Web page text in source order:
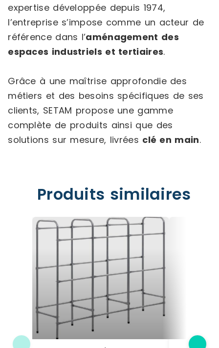
expertise développée depuis 1974,
l’entreprise s’impose comme un acteur de
référence dans l’aménagement des
espaces industriels et tertiaires.
Grâce à une maîtrise approfondie des
métiers et des besoins spécifiques de ses
clients, SETAM propose une gamme
complète de produits ainsi que des
solutions sur mesure, livrées clé en main.
Produits similaires